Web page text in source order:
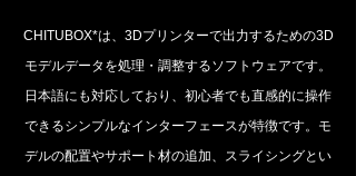
CHITUBOX*は、3Dプリンターで出力するための3D
モデルデータを処理・調整するソフトウェアです。
日本語にも対応しており、初心者でも直感的に操作
できるシンプルなインターフェースが特徴です。モ
デルの配置やサポート材の追加、スライシングとい